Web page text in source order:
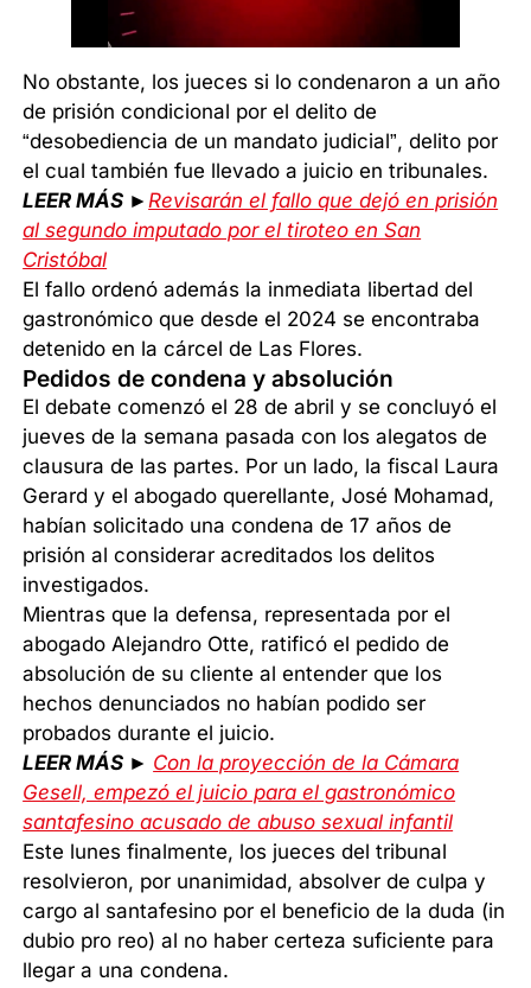
No obstante, los jueces si lo condenaron a un año
de prisión condicional por el delito de
“desobediencia de un mandato judicial”, delito por
el cual también fue llevado a juicio en tribunales.
LEER MÁS ►Revisarán el fallo que dejó en prisión
al segundo imputado por el tiroteo en San
Cristóbal
El fallo ordenó además la inmediata libertad del
gastronómico que desde el 2024 se encontraba
detenido en la cárcel de Las Flores.
Pedidos de condena y absolución
El debate comenzó el 28 de abril y se concluyó el
jueves de la semana pasada con los alegatos de
clausura de las partes. Por un lado, la fiscal Laura
Gerard y el abogado querellante, José Mohamad,
habían solicitado una condena de 17 años de
prisión al considerar acreditados los delitos
investigados.
Mientras que la defensa, representada por el
abogado Alejandro Otte, ratificó el pedido de
absolución de su cliente al entender que los
hechos denunciados no habían podido ser
probados durante el juicio.
LEER MÁS ► Con la proyección de la Cámara
Gesell, empezó el juicio para el gastronómico
santafesino acusado de abuso sexual infantil
Este lunes finalmente, los jueces del tribunal
resolvieron, por unanimidad, absolver de culpa y
cargo al santafesino por el beneficio de la duda (in
dubio pro reo) al no haber certeza suficiente para
llegar a una condena.